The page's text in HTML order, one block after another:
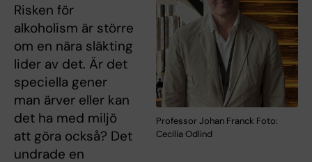
Professor Johan Franck Foto:
Cecilia Odlind
Risken för
alkoholism är större
om en nära släkting
lider av det. Är det
speciella gener
man ärver eller kan
det ha med miljö
att göra också? Det
undrade en